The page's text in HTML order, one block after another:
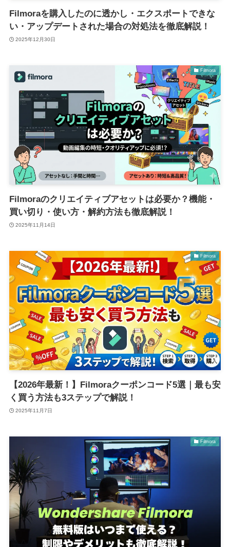
Filmoraを購入したのに透かし・エクスポートできな
い・アップデートされた場合の対処法を徹底解説！
2025年12月30日
Filmora
Filmoraのクリエイティブアセットは必要か？機能・
買い切り・使い方・解約方法も徹底解説！
2025年11月14日
Filmora
【2026年最新！】Filmoraクーポンコード5選｜最も安
く買う方法も3ステップで解説！
2025年11月7日
Filmora